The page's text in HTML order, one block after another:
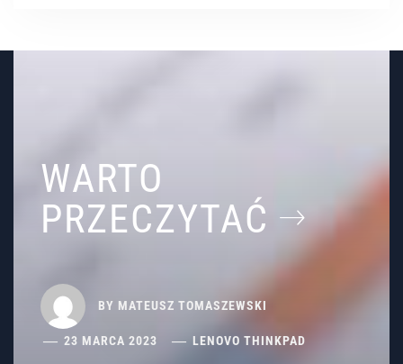
WARTO
PRZECZYTAĆ
BY MATEUSZ TOMASZEWSKI
23 MARCA 2023 LENOVO THINKPAD